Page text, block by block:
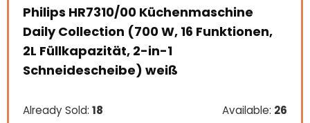
Zoll), grau
Already Sold:21
Beeil dich! Angebot endet bald